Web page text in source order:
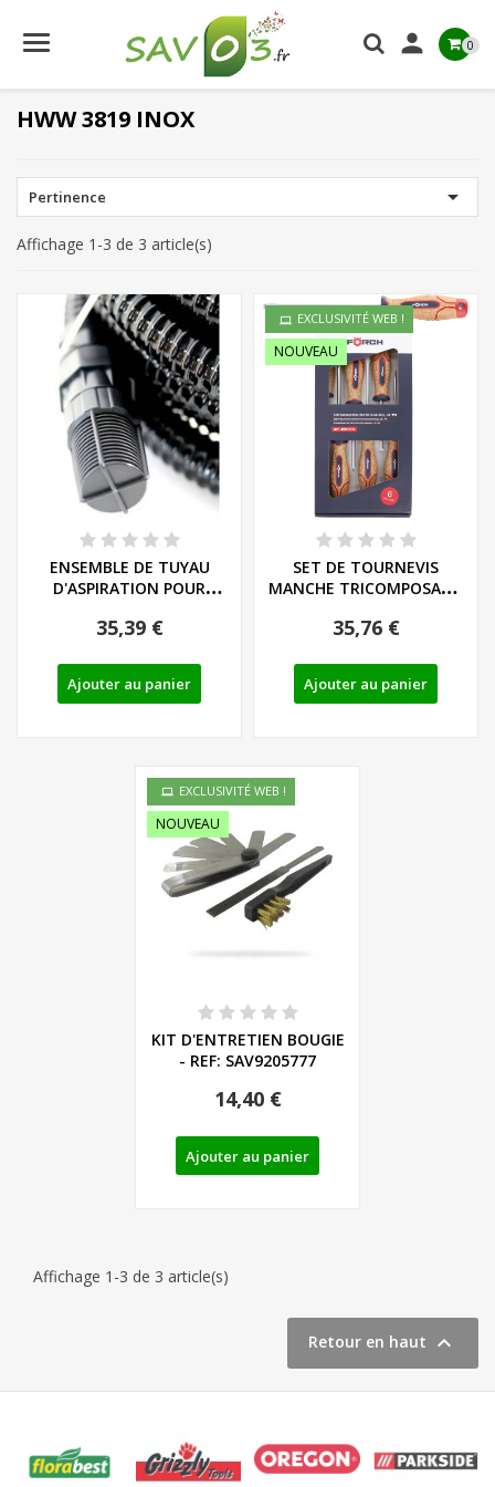
 0
HWW 3819 INOX
Pertinence 
Affichage 1-3 de 3 article(s)
ENSEMBLE DE TUYAU
D'ASPIRATION POUR
35,39 €
Ajouter au panier
EXCLUSIVITÉ WEB !
NOUVEAU
SET DE TOURNEVIS
MANCHE TRICOMPOSANT
35,76 €
Ajouter au panier
EXCLUSIVITÉ WEB !
NOUVEAU
KIT D'ENTRETIEN BOUGIE
- REF: SAV9205777
14,40 €
Ajouter au panier
Affichage 1-3 de 3 article(s)
Retour en haut 